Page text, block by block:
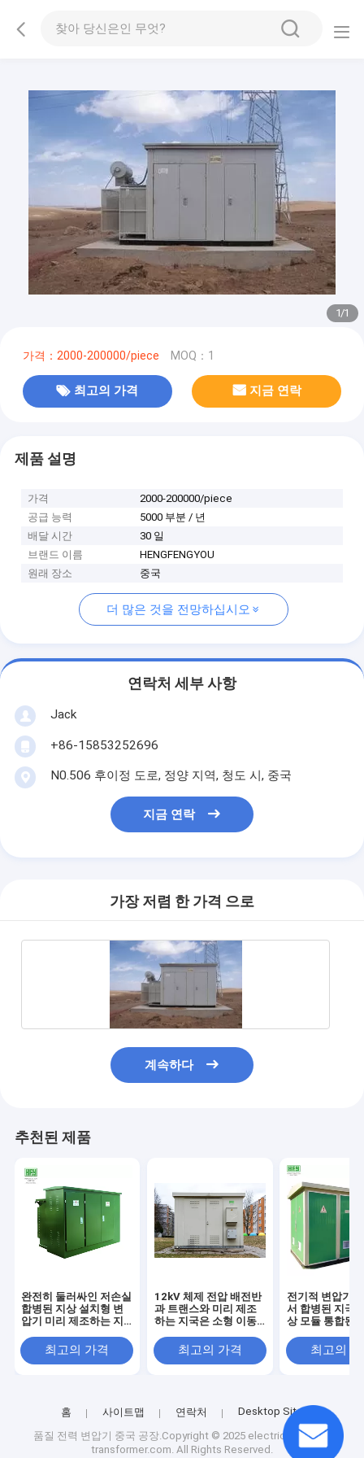
1/1
가격：2000-200000/piece MOQ：1
최고의 가격 지금 연락
제품 설명
가격
2000-200000/piece
공급 능력
5000 부분 / 년
배달 시간
30 일
브랜드 이름
HENGFENGYOU
원래 장소
중국
더 많은 것을 전망하십시오
연락처 세부 사항
Jack
+86-15853252696
N0.506 후이정 도로, 정양 지역, 청도 시, 중국
지금 연락
가장 저렴 한 가격 으로
계속하다
추천된 제품
완전히 둘러싸인 저손실
합병된 지상 설치형 변
압기 미리 제조하는 지
최고의 가격
12kV 체제 전압 배전반
과 트랜스와 미리 제조
하는 지국은 소형 이동
최고의 가격
전기적 변압기
서 합병된 지국
상 모듈 통합된
최고의
홈 사이트맵 연락처 Desktop Site
품질 전력 변압기
중국 공장.Copyright © 2025 electrical-power-
transformer.com. All Rights Reserved.